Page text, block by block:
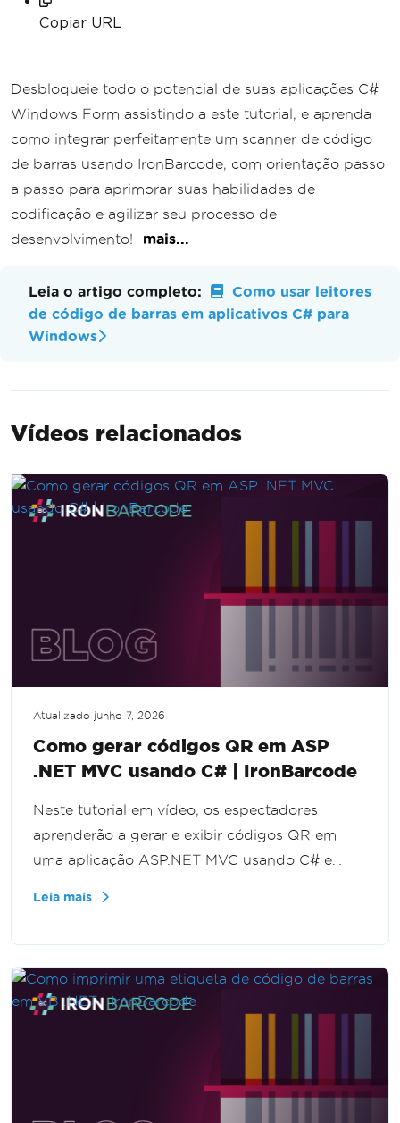
Copiar URL
Desbloqueie todo o potencial de suas aplicações C#
Windows Form assistindo a este tutorial, e aprenda
como integrar perfeitamente um scanner de código
de barras usando IronBarcode, com orientação passo
a passo para aprimorar suas habilidades de
codificação e agilizar seu processo de
desenvolvimento!
mais...
Leia o artigo completo:
Como usar leitores
de código de barras em aplicativos C# para
Windows
Vídeos relacionados
Atualizado junho 7, 2026
Como gerar códigos QR em ASP
.NET MVC usando C# | IronBarcode
Neste tutorial em vídeo, os espectadores
aprenderão a gerar e exibir códigos QR em
uma aplicação ASP.NET MVC usando C# e
Leia mais